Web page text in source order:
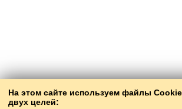
На этом сайте используем файлы
двух целей: